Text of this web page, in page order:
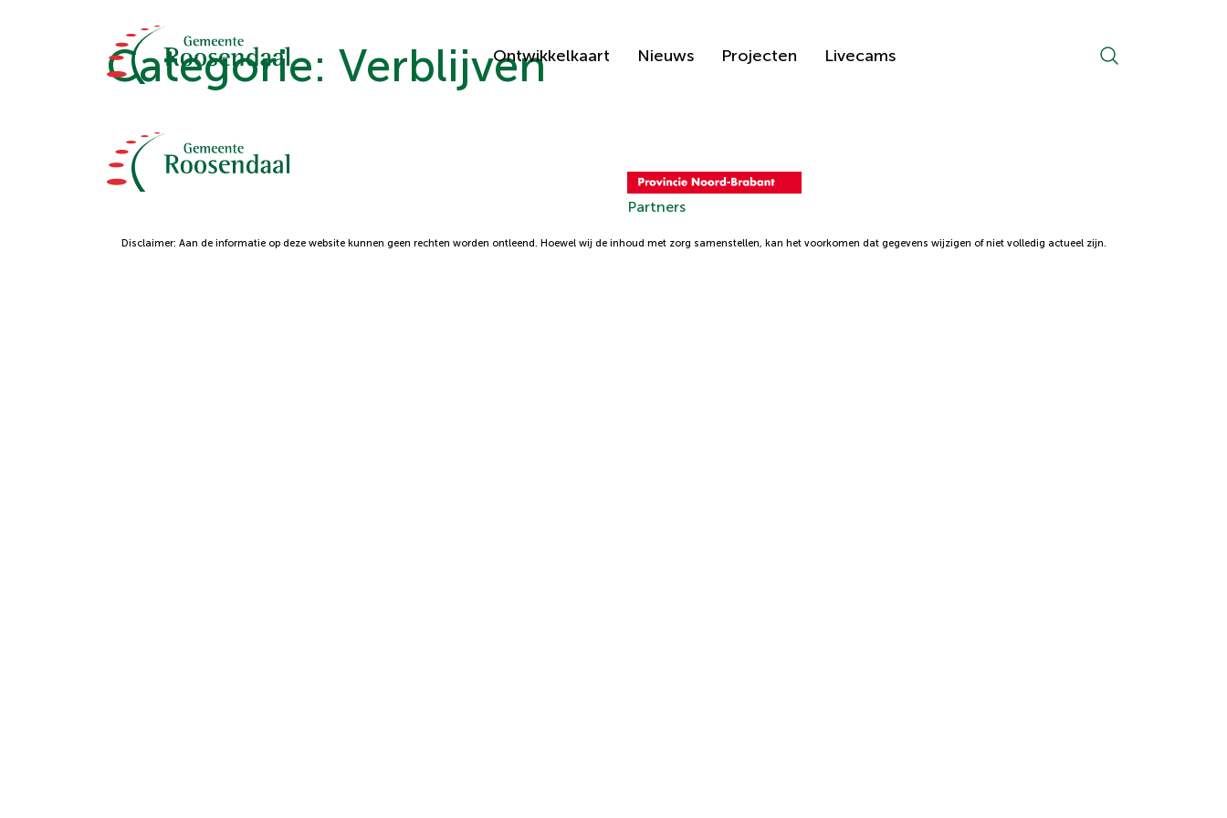
Ontwikkelkaart Nieuws Projecten Livecams
Categorie: Verblijven
Partners
Disclaimer: Aan de informatie op deze website kunnen geen rechten worden ontleend. Hoewel wij de inhoud met zorg samenstellen, kan het voorkomen dat gegevens wijzigen of niet volledig actueel zijn.